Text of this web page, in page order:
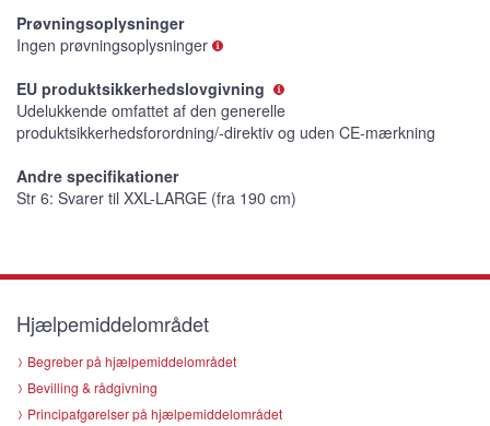
Prøvningsoplysninger
Ingen prøvningsoplysninger
EU produktsikkerhedslovgivning
Udelukkende omfattet af den generelle
produktsikkerhedsforordning/-direktiv og uden CE-mærkning
Andre specifikationer
Str 6: Svarer til XXL-LARGE (fra 190 cm)
Hjælpemiddelområdet
Begreber på hjælpemiddelområdet
Bevilling & rådgivning
Principafgørelser på hjælpemiddelområdet